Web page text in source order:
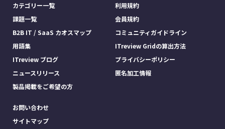
カテゴリー一覧
課題一覧
B2B IT / SaaS カオスマップ
用語集
ITreview ブログ
ニュースリリース
製品掲載をご希望の方
利用規約
会員規約
コミュニティガイドライン
ITreview Gridの算出方法
プライバシーポリシー
匿名加工情報
お問い合わせ
サイトマップ